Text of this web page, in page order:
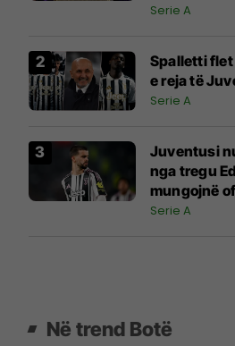
Serie A
Spalletti
e reja të
Serie A
Juventusi
nga tregu
mungojnë
Serie A
Në trend Botë